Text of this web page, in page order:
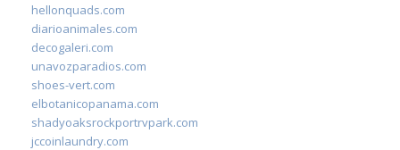
hellonquads.com
diarioanimales.com
decogaleri.com
unavozparadios.com
shoes-vert.com
elbotanicopanama.com
shadyoaksrockportrvpark.com
jccoinlaundry.com